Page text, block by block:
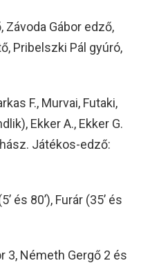
Závoda Gábor edző,
Pribelszki Pál gyúró,
F., Murvai, Futaki,
Ekker A., Ekker G.
Játékos-edző:
és 80’), Furár (35’ és
3, Németh Gergő 2 és